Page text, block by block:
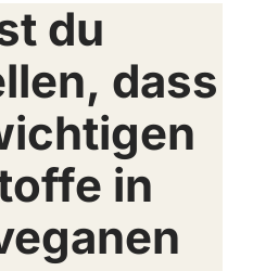
du
dass
in